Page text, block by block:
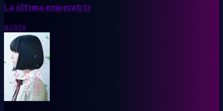
La última emperatriz
62018